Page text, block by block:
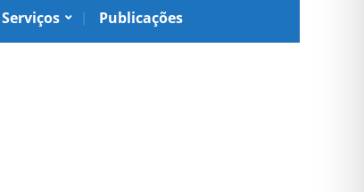
Serviços Publicações